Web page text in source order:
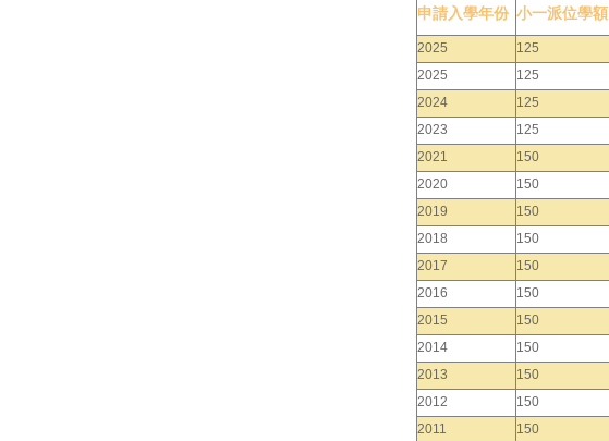
申請入學年份 小一派位學額
2025 125
2025
125
2024
125
2023
125
2021
150
2020
150
2019
150
2018
150
2017
150
2016
150
2015
150
2014
150
2013
150
2012
150
2011
150